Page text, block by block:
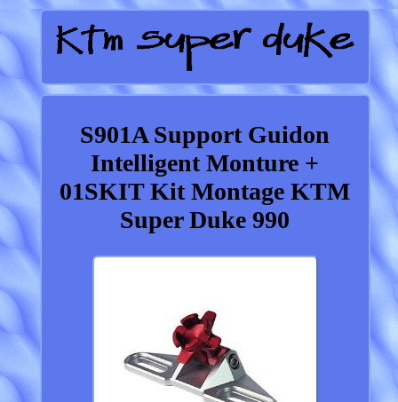
S901A Support Guidon
Intelligent Monture +
01SKIT Kit Montage KTM
Super Duke 990